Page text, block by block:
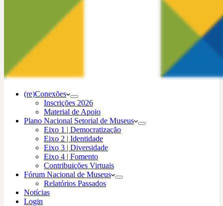
(re)Conexões
Inscrições 2026
Material de Apoio
Plano Nacional Setorial de Museus
Eixo 1 | Democratização
Eixo 2 | Identidade
Eixo 3 | Diversidade
Eixo 4 | Fomento
Contribuições Virtuais
Fórum Nacional de Museus
Relatórios Passados
Notícias
Login